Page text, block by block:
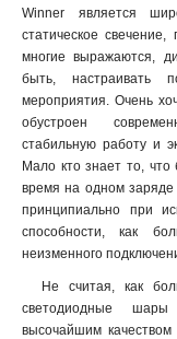
Winner является
статическое
многие выражаются,
быть, настраивать
мероприятия. Очень
обустроен
стабильную работу и
Мало кто знает то,
время на одном заряде
принципиально при
способности, как
неизменного
Не считая, как
светодиодные
высочайшим